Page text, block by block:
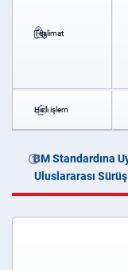
Teslimat
Hızlı işlem
BM Standardına
Uluslararası